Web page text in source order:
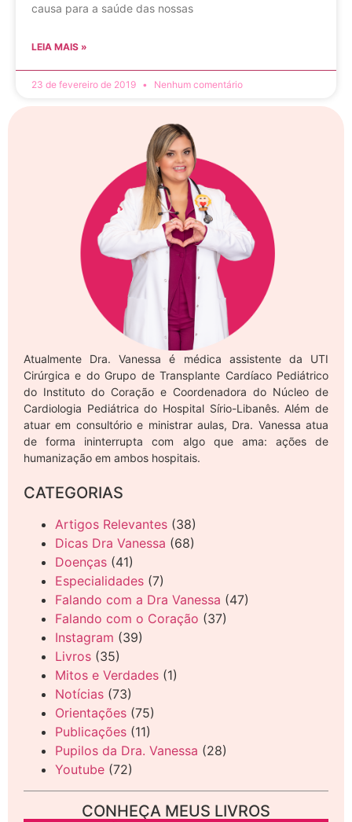
causa para a saúde das nossas
LEIA MAIS »
23 de fevereiro de 2019 Nenhum comentário
Atualmente Dra. Vanessa é médica assistente da UTI
Cirúrgica e do Grupo de Transplante Cardíaco Pediátrico
do Instituto do Coração e Coordenadora do Núcleo de
Cardiologia Pediátrica do Hospital Sírio-Libanês. Além de
atuar em consultório e ministrar aulas, Dra. Vanessa atua
de forma ininterrupta com algo que ama: ações de
humanização em ambos hospitais.
CATEGORIAS
Artigos Relevantes (38)
Dicas Dra Vanessa (68)
Doenças (41)
Especialidades (7)
Falando com a Dra Vanessa (47)
Falando com o Coração (37)
Instagram (39)
Livros (35)
Mitos e Verdades (1)
Notícias (73)
Orientações (75)
Publicações (11)
Pupilos da Dra. Vanessa (28)
Youtube (72)
CONHEÇA MEUS LIVROS